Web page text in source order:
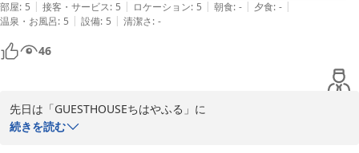
お褒めのお言葉をいただき、嬉しい限りで
心よりお礼申し上げます。
また機会がございましたら、ぜひお気軽に
改めまして、この度のご利用誠にありがとうございました。
ホテルでは味わうことができない一棟貸しのお宿でゆっくりくつろぐこ
とができ、とても快適に過ごせました。駐車場もお借りできたので大変
助かりました。
オーナー様の気さくなお人柄も含め、とても素敵なお宿です。
京都を訪れるときにはまた利用させていただきたいと思います。ありが
部屋: 5 | 接客・サービス: 5 | ロケーション: 5 | 朝食: - | 夕食: - |
温泉・お風呂: 5 | 設備: 5 | 清潔さ: -
46
先日は「GUESTHOUSEちはやふる」に
お越しくださり、そして温かいご感想まで
続きを読む